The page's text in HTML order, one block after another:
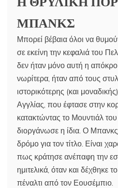
ΜΠΑΝΚΣ
Μπορεί βέβαια όλοι να
σε εκείνη την κεφαλιά του
δεν ήταν μόνο αυτή η
νωρίτερα, ήταν από τους
ιστορικότερης (και
Αγγλίας, που έφτασε στην
κατακτώντας το Μουντιάλ
διοργάνωσε η ίδια. Ο
δρόμο για τον τίτλο. Είναι
πως κράτησε ανέπαφη την
ημιτελικά, όταν και δέχθηκε
πέναλτι από τον Εουσέμπιο.